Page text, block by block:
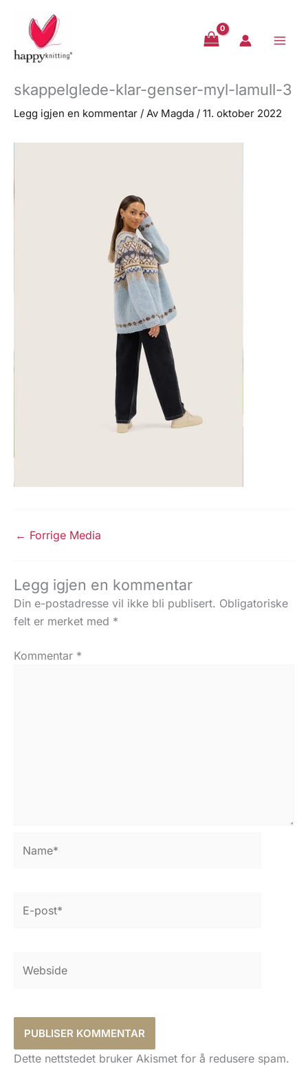
innholdet
skappelglede-klar-genser-myl-lamull-3
Legg igjen en kommentar / Av Magda / 11. oktober 2022
← Forrige Media
Legg igjen en kommentar
Din e-postadresse vil ikke bli publisert. Obligatoriske
felt er merket med *
Kommentar *
post*
Dette nettstedet bruker Akismet for å redusere spam.